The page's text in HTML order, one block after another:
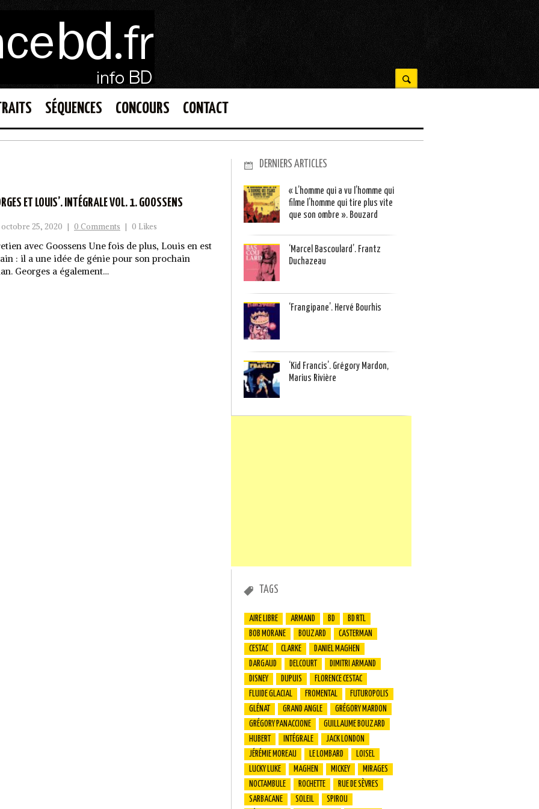
SÉQUENCES CONCOURS CONTACT
ET LOUIS’. INTÉGRALE VOL. 1. GOOSSENS
octobre 25, 2020 | 0 Comments | 0 Likes
avec Goossens Une fois de plus, Louis en est
: il a une idée de génie pour son prochain
Georges a également…
DERNIERS ARTICLES
« L’homme qui a vu l’homme qui
filme l’homme qui tire plus vite
que son ombre ». Bouzard
‘Marcel Bascoulard’. Frantz
Duchazeau
‘Frangipane’. Hervé Bourhis
‘Kid Francis’. Grégory Mardon,
Marius Rivière
TAGS
AIRE LIBRE ARMAND BD
BD RTL
BOB MORANE
BOUZARD
CASTERMAN
CESTAC
CLARKE
DANIEL MAGHEN
DARGAUD
DELCOURT
DIMITRI ARMAND
DISNEY
DUPUIS
FLORENCE CESTAC
FLUIDE GLACIAL
FROMENTAL
FUTUROPOLIS
GLÉNAT
GRAND ANGLE
GRÉGORY MARDON
GRÉGORY PANACCIONE
GUILLAUME BOUZARD
HUBERT
INTÉGRALE
JACK LONDON
JÉRÉMIE MOREAU
LE LOMBARD
LOISEL
LUCKY LUKE
MAGHEN MICKEY
MIRAGES
NOCTAMBULE
ROCHETTE
RUE DE SÈVRES
SARBACANE
SOLEIL
SPIROU